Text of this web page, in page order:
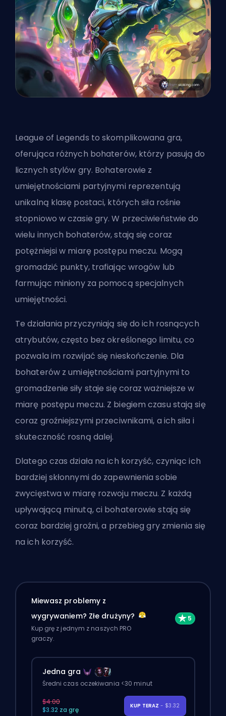
League of Legends to skomplikowana gra,
oferująca różnych bohaterów, którzy pasują do
licznych stylów gry. Bohaterowie z
umiejętnościami partyjnymi reprezentują
unikalną klasę postaci, których siła rośnie
stopniowo w czasie gry. W przeciwieństwie do
wielu innych bohaterów, stają się coraz
potężniejsi w miarę postępu meczu. Mogą
gromadzić punkty, trafiając wrogów lub
farmując miniony za pomocą specjalnych
umiejętności.
Te działania przyczyniają się do ich rosnących
atrybutów, często bez określonego limitu, co
pozwala im rozwijać się nieskończenie. Dla
bohaterów z umiejętnościami partyjnymi to
gromadzenie siły staje się coraz ważniejsze w
miarę postępu meczu. Z biegiem czasu stają się
coraz groźniejszymi przeciwnikami, a ich siła i
skuteczność rosną dalej.
Dlatego czas działa na ich korzyść, czyniąc ich
bardziej skłonnymi do zapewnienia sobie
zwycięstwa w miarę rozwoju meczu. Z każdą
upływającą minutą, ci bohaterowie stają się
coraz bardziej groźni, a przebieg gry zmienia się
na ich korzyść.
Miewasz problemy z
wygrywaniem? Złe drużyny?
Kup grę z jednym z naszych PRO
graczy.
Jedna gra
Średni czas oczekiwania <30 minut
$4.00
$3.32 za grę
KUP TERAZ - $3.32